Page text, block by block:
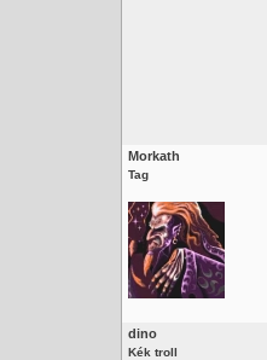
Morkath
Tag
dino
Kék troll